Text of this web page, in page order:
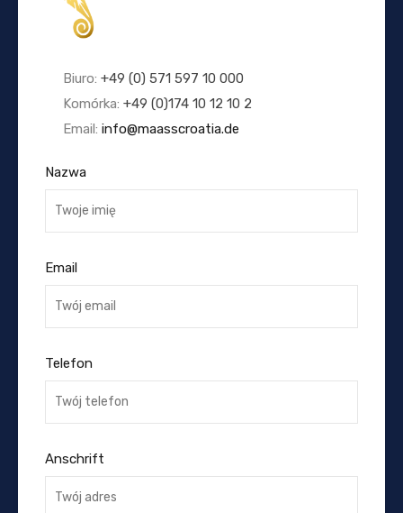
Biuro: +49 (0) 571 597 10 000
Komórka: +49 (0)174 10 12 10 2
Email: info@maasscroatia.de
Nazwa
Email
Telefon
Anschrift